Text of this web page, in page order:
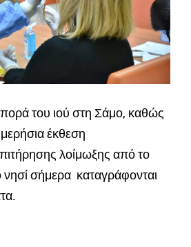
του ιού στη Σάμο, καθώς
έκθεση
λοίμωξης από το
σήμερα καταγράφονται